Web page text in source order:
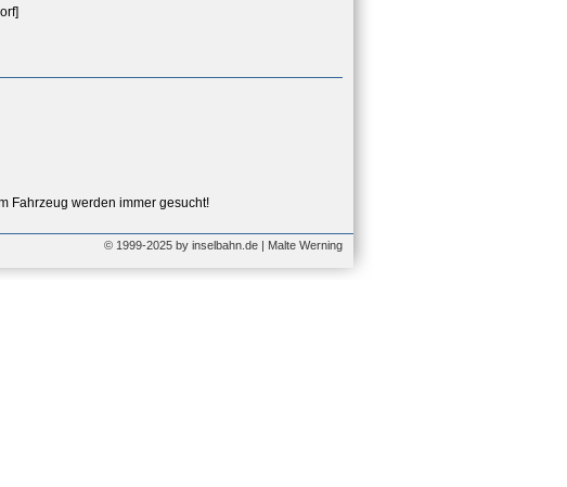
Fahrzeug werden immer gesucht!
© 1999-2025 by inselbahn.de | Malte Werning